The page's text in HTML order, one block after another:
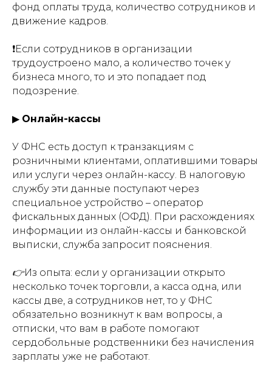
фонд оплаты труда, количество сотрудников и
движение кадров.
❗Если сотрудников в организации
трудоустроено мало, а количество точек у
бизнеса много, то и это попадает под
подозрение.
▶ Онлайн-кассы
У ФНС есть доступ к транзакциям с
розничными клиентами, оплатившими товары
или услуги через онлайн-кассу. В налоговую
службу эти данные поступают через
специальное устройство – оператор
фискальных данных (ОФД). При расхождениях
информации из онлайн-кассы и банковской
выписки, служба запросит пояснения.
👉Из опыта: если у организации открыто
несколько точек торговли, а касса одна, или
кассы две, а сотрудников нет, то у ФНС
обязательно возникнут к вам вопросы, а
отписки, что вам в работе помогают
сердобольные родственники без начисления
зарплаты уже не работают.